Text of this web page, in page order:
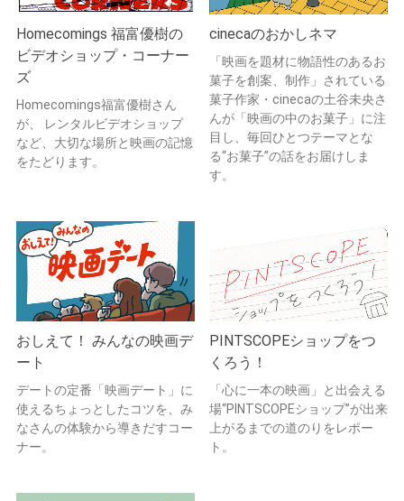
Homecomings 福富優樹の
ビデオショップ・コーナー
ズ
Homecomings福富優樹さん
が、 レンタルビデオショップ
など、大切な場所と映画の記憶
をたどります。
cinecaのおかしネマ
「映画を題材に物語性のあるお
菓子を創案、制作」されている
菓子作家・cinecaの土谷未央さ
んが「映画の中のお菓子」に注
目し、毎回ひとつテーマとな
る“お菓子”の話をお届けしま
す。
おしえて！ みんなの映画デ
ート
デートの定番「映画デート」に
使えるちょっとしたコツを、み
なさんの体験から導きだすコー
ナー。
PINTSCOPEショップをつ
くろう！
「心に一本の映画」と出会える
場“PINTSCOPEショップ”が出来
上がるまでの道のりをレポー
ト。